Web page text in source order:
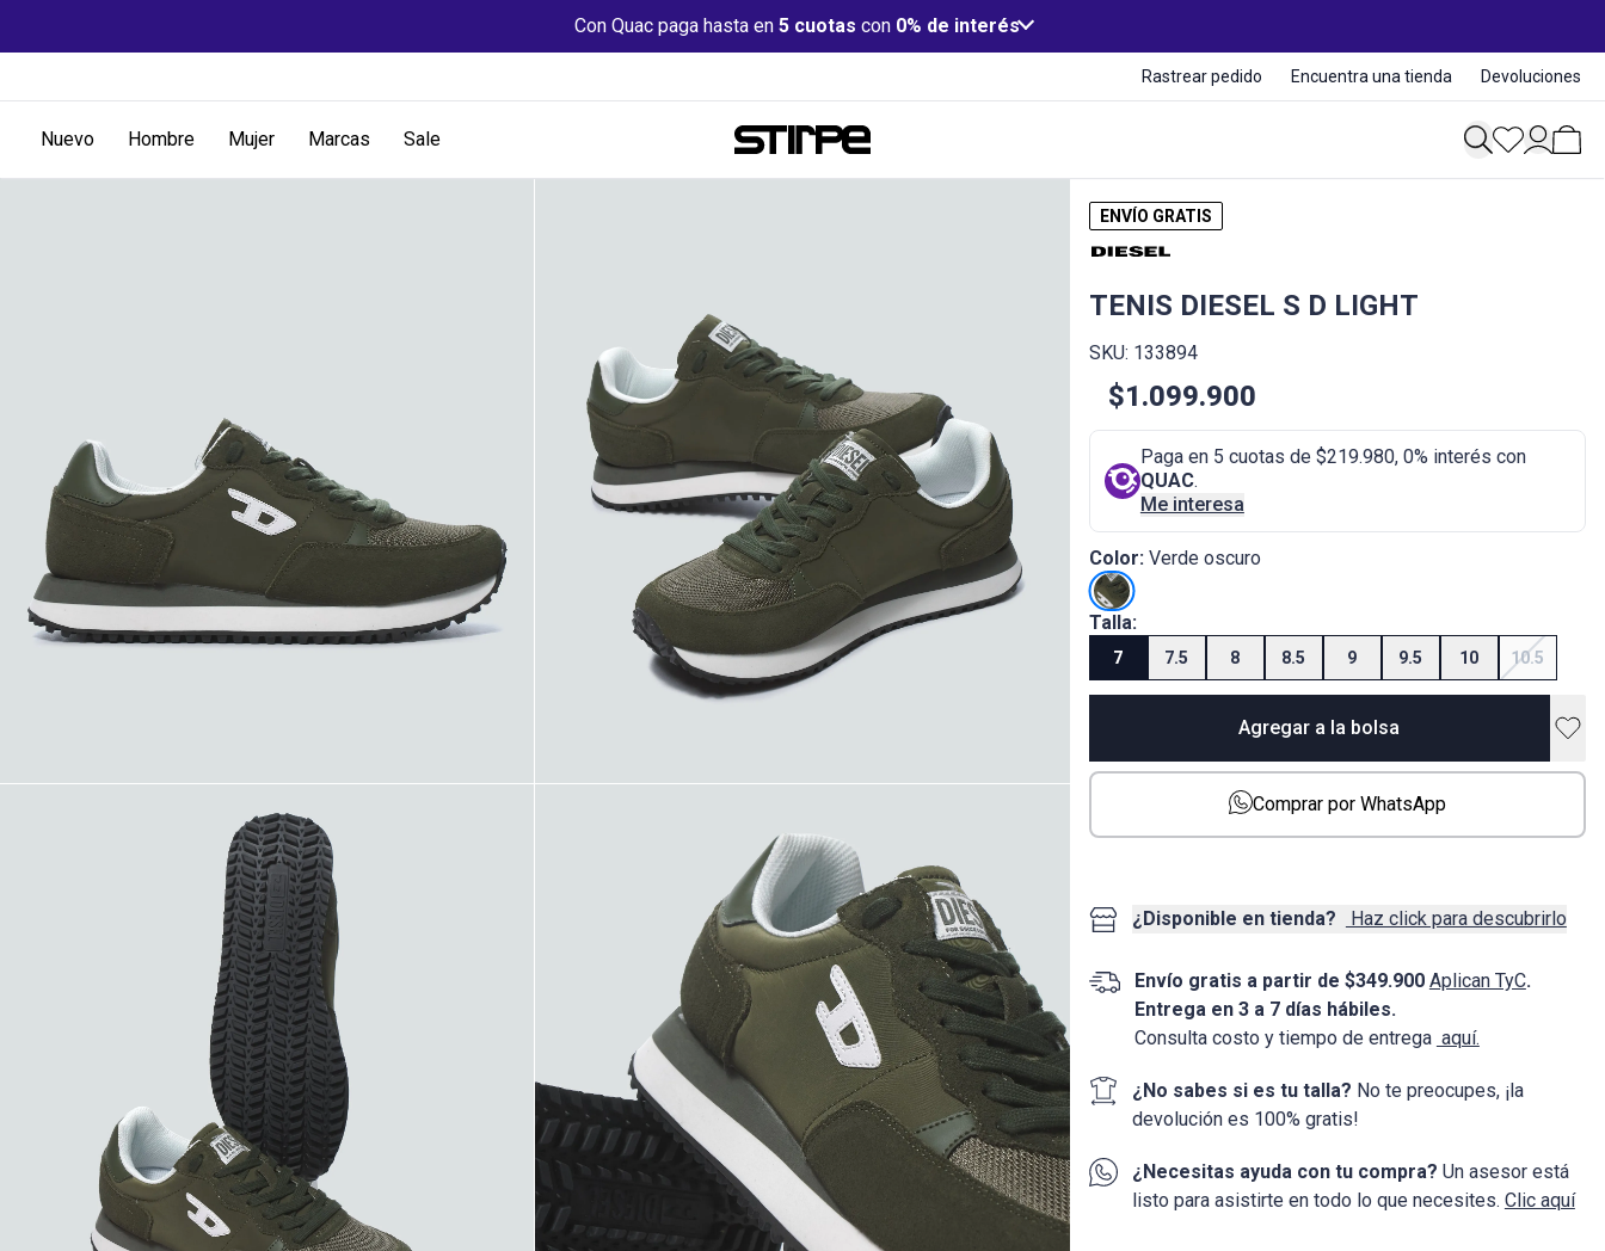
Con Quac paga hasta en 5 cuotas con 0% de interés
Rastrear pedido Encuentra una tienda Devoluciones
Nuevo Hombre Mujer Marcas Sale
ENVÍO GRATIS
TENIS DIESEL S D LIGHT
SKU: 133894
$1.099.900
Paga en 5 cuotas de $219.980, 0% interés con
QUAC.
Me interesa
Color: Verde oscuro
Talla:
7 7.5 8 8.5 9 9.5 10 10.5
Agregar a la bolsa
Comprar por WhatsApp
¿Disponible en tienda? Haz click para descubrirlo
Envío gratis a partir de $349.900 Aplican TyC.
Entrega en 3 a 7 días hábiles.
Consulta costo y tiempo de entrega aquí.
¿No sabes si es tu talla? No te preocupes, ¡la
devoluciónes 100% gratis!
¿Necesitas ayuda con tu compra? Un asesor está
listo para asistirte en todo lo que necesites. Clic aquí